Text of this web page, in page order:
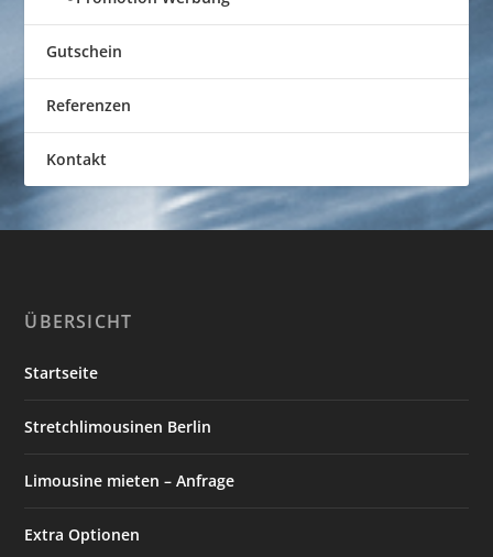
Gutschein
Referenzen
Kontakt
ÜBERSICHT
Startseite
Stretchlimousinen Berlin
Limousine mieten – Anfrage
Extra Optionen